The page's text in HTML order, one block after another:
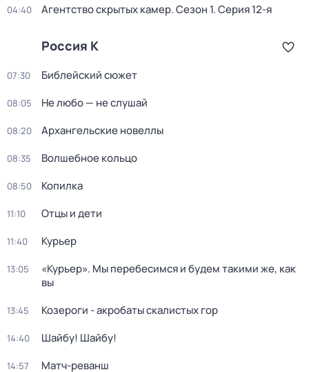
04:40 Агентство скрытых камер. Сезон 1. Серия 12-я
Россия К
07:30 Библейский сюжет
08:05 Не любо — не слушай
08:20 Архангельские новеллы
08:35 Волшебное кольцо
08:50 Копилка
11:10 Отцы и дети
11:40 Курьер
13:05
«Курьер». Мы перебесимся и будем такими же, как
вы
13:45 Козероги - акробаты скалистых гор
14:40 Шайбу! Шайбу!
14:57 Матч-реванш